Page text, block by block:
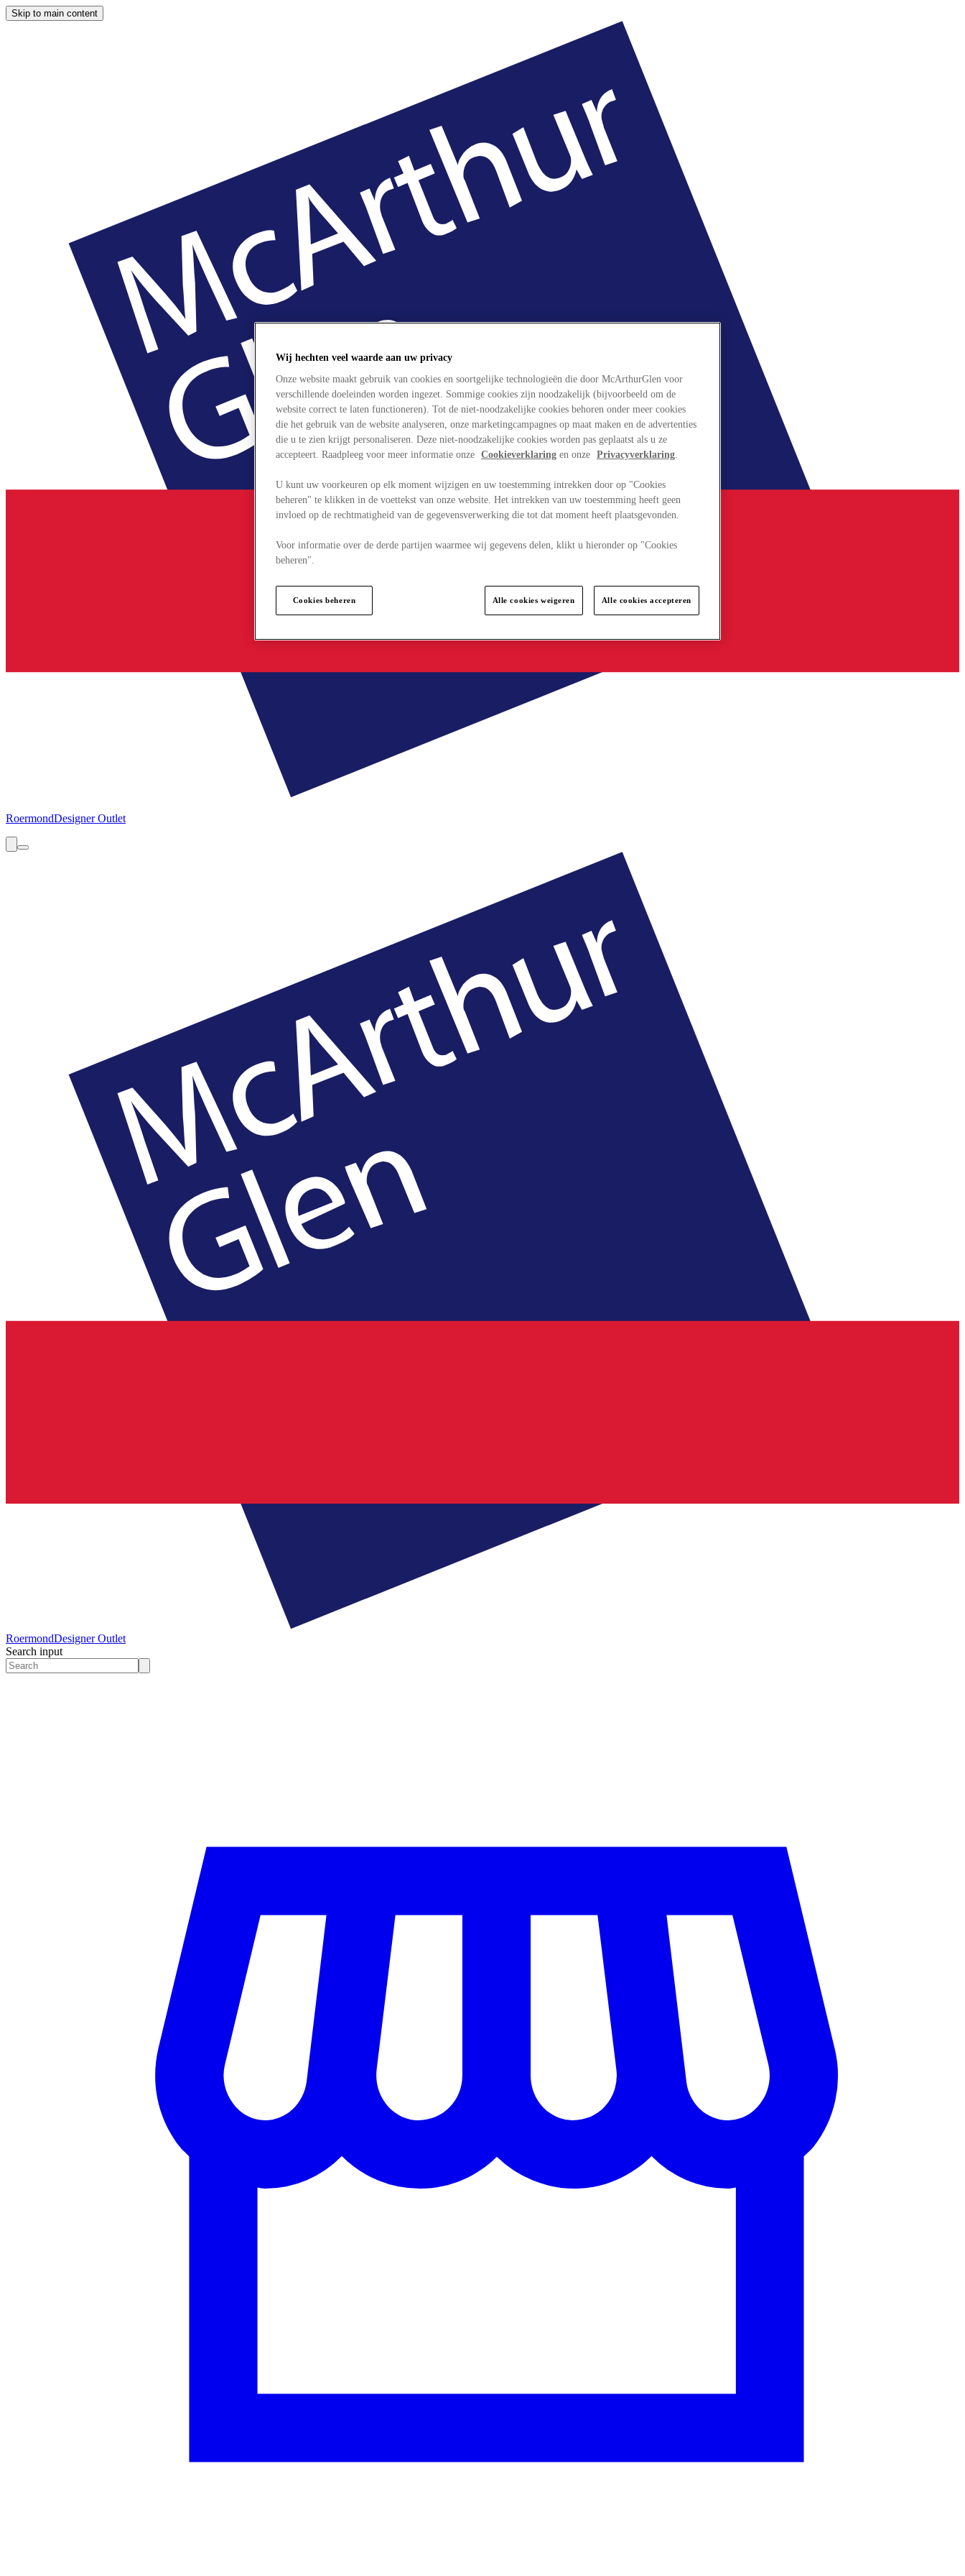
Skip to main content
RoermondDesigner Outlet
RoermondDesigner Outlet
Search input
Wij hechten veel waarde aan uw privacy
Onze website maakt gebruik van cookies en soortgelijke technologieën die door McArthurGlen voor
verschillende doeleinden worden ingezet. Sommige cookies zijn noodzakelijk (bijvoorbeeld om de
website correct te laten functioneren). Tot de niet-noodzakelijke cookies behoren onder meer cookies
die het gebruik van de website analyseren, onze marketingcampagnes op maat maken en de advertenties
die u te zien krijgt personaliseren. Deze niet-noodzakelijke cookies worden pas geplaatst als u ze
accepteert. Raadpleeg voor meer informatie onze Cookieverklaring en onze Privacyverklaring.
U kunt uw voorkeuren op elk moment wijzigen en uw toestemming intrekken door op "Cookies
beheren" te klikken in de voettekst van onze website. Het intrekken van uw toestemming heeft geen
invloed op de rechtmatigheid van de gegevensverwerking die tot dat moment heeft plaatsgevonden.
Voor informatie over de derde partijen waarmee wij gegevens delen, klikt u hieronder op "Cookies
beheren".
Cookies beheren Alle cookies weigeren Alle cookies accepteren